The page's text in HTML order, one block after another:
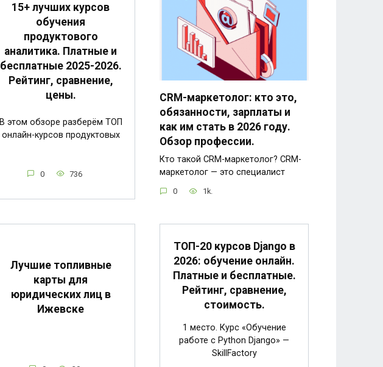
15+ лучших курсов
обучения
продуктового
аналитика. Платные и
бесплатные 2025-2026.
Рейтинг, сравнение,
цены.
В этом обзоре разберём ТОП
онлайн-курсов продуктовых
0 736
CRM-маркетолог: кто это,
обязанности, зарплаты и
как им стать в 2026 году.
Обзор профессии.
Кто такой CRM-маркетолог? CRM-
маркетолог — это специалист
0 1k.
Лучшие топливные
карты для
юридических лиц в
Ижевске
ТОП-20 курсов Django в
2026: обучение онлайн.
Платные и бесплатные.
Рейтинг, сравнение,
стоимость.
1 место. Курс «Обучение
работе с Python Django» —
SkillFactory